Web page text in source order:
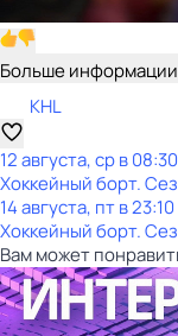
Больше информации
KHL
12 августа, ср в 08:30
Хоккейный борт.
14 августа, пт в 23:10
Хоккейный борт.
Вам может